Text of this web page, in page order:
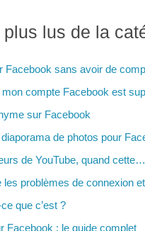
lus de la
Facebook sans avoir de
compte Facebook est
sur Facebook
de photos pour
de YouTube, quand cette…
les problèmes de connexion
que c’est ?
Facebook : le guide complet